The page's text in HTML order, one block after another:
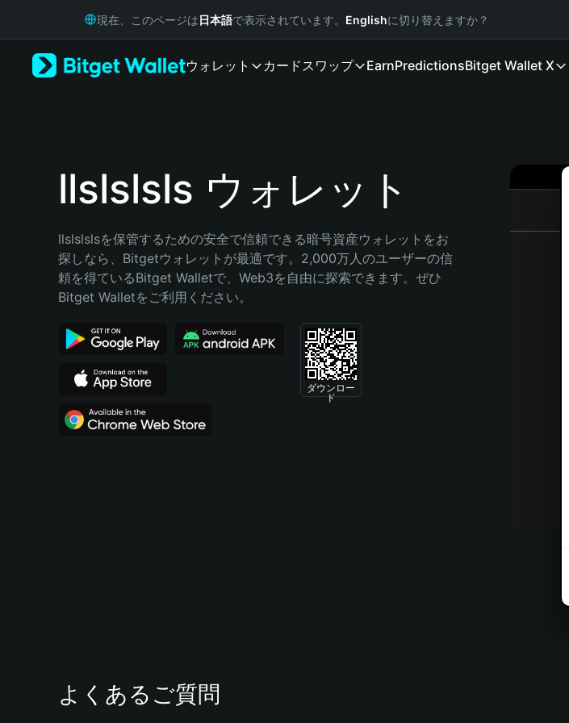
Русский
Bahasa Indonesia
Português (Brasil)
現在、このページは日本語で表示されています。 Englishに切り替えますか？
ウォレット カードスワップ EarnPredictionsBitget Wallet X
llslslsls ウォレット
llslslslsを保管するための安全で信頼できる暗号資産ウォレットをお
探しなら、Bitgetウォレットが最適です。2,000万人のユーザーの信
頼を得ているBitget Walletで、Web3を自由に探索できます。ぜひ
Bitget Walletをご利用ください。
ダウンロー
ド
よくあるご質問